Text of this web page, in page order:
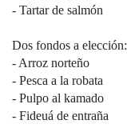
- Tartar de salmón
Dos fondos a elección:
- Arroz norteño
- Pesca a la robata
- Pulpo al kamado
- Fideuá de entraña